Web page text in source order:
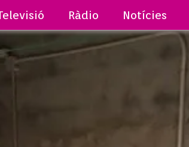
Ràdio Notícies